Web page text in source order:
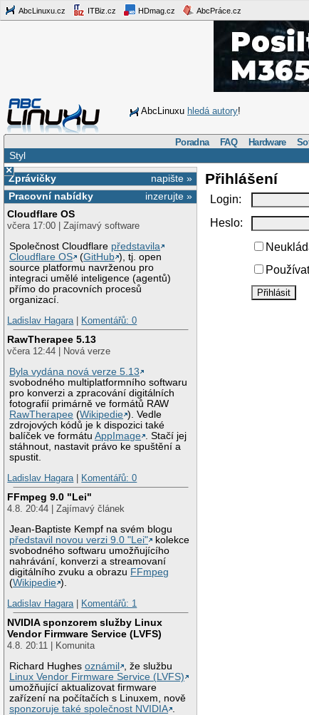
AbcLinuxu.cz ITBiz.cz HDmag.cz AbcPráce.cz
AbcLinuxu hledá autory!
Poradna FAQ Hardware
Styl
×
napište »
Zprávičky
inzerujte »
Pracovní nabídky
Cloudflare OS
včera 17:00 | Zajímavý software
Společnost Cloudflare představila
Cloudflare OS
(GitHub ), tj. open
source platformu navrženou pro
integraci umělé inteligence (agentů)
přímo do pracovních procesů
organizací.
Ladislav Hagara| Komentářů: 0
RawTherapee 5.13
včera 12:44 | Nová verze
Byla vydána nová verze 5.13
svobodného multiplatformního softwaru
pro konverzi a zpracování digitálních
fotografií primárně ve formátů RAW
RawTherapee (Wikipedie ). Vedle
zdrojových kódů je k dispozici také
balíček ve formátuAppImage
. Stačí jej
stáhnout, nastavit právo ke spuštění a
spustit.
Ladislav Hagara| Komentářů: 0
FFmpeg 9.0 "Lei"
4.8. 20:44 | Zajímavý článek
Jean-Baptiste Kempf na svém blogu
představil novou verzi 9.0 "Lei"
kolekce
svobodného softwaru umožňujícího
nahrávání, konverzi a streamovaní
digitálního zvuku a obrazu FFmpeg
(Wikipedie ).
Ladislav Hagara| Komentářů: 1
NVIDIA sponzorem služby Linux
Vendor Firmware Service (LVFS)
4.8. 20:11 | Komunita
Richard Hughesoznámil
, že službu
Linux Vendor Firmware Service (LVFS)
umožňující aktualizovat firmware
zařízení na počítačích s Linuxem, nově
sponzoruje také společnost NVIDIA
Přihlášení
Login:
Heslo: